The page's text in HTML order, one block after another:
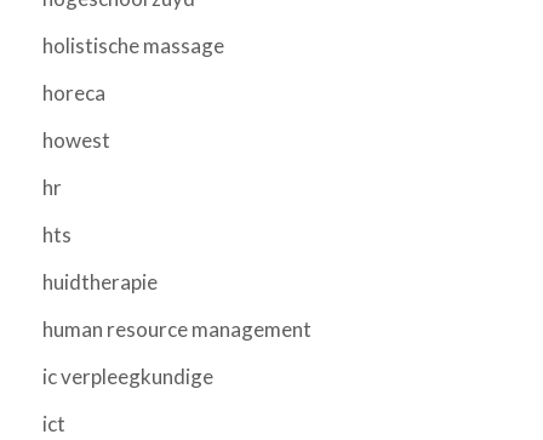
holistische massage
horeca
howest
hr
hts
huidtherapie
human resource management
ic verpleegkundige
ict